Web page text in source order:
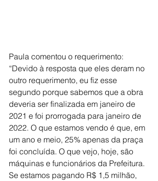
Paula comentou o requerimento:
“Devido à resposta que eles deram no
outro requerimento, eu fiz esse
segundo porque sabemos que a obra
deveria ser finalizada em janeiro de
2021 e foi prorrogada para janeiro de
2022. O que estamos vendo é que, em
um ano e meio, 25% apenas da praça
foi concluída. O que vejo, hoje, são
máquinas e funcionários da Prefeitura.
Se estamos pagando R$ 1,5 milhão,